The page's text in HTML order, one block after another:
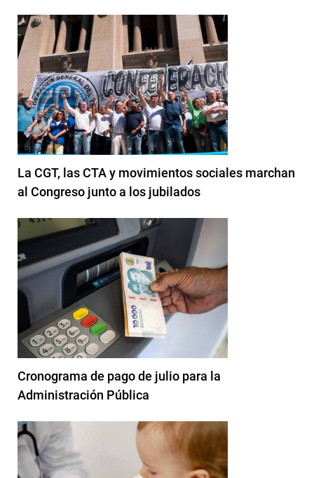
La CGT, las CTA y movimientos sociales marchan
al Congreso junto a los jubilados
Cronograma de pago de julio para la
Administración Pública